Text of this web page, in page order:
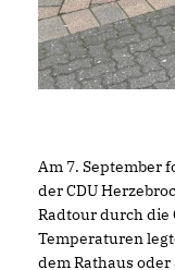
Am 7. September
der CDU
Radtour durch die
Temperaturen
dem Rathaus oder